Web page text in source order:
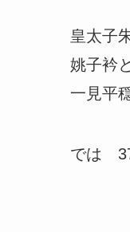
皇太子
姚子衿
一見平
では